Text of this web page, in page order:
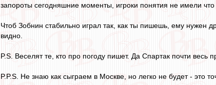
запороты сегодняшние моменты, игроки понятия не имели что
Чтоб Зобнин стабильно играл так, как ты пишешь, ему нужен
видно.
P.S. Веселят те, кто про погоду пишет. Да Спартак почти
P.P.S. Не знаю как сыграем в Москве, но легко не будет - это